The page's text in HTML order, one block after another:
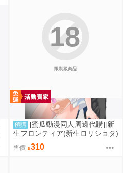
限制級商品
18
預購 [蜜瓜動漫同人周邊代購][新
生フロンティア(新生ロリショタ)
(桐下悠司、姫花此咲、kozi)]校
内●●日誌ーお兄ちゃんとの秘密
售價 310